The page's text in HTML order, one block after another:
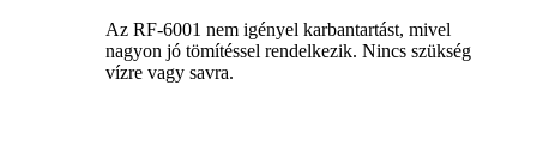
Az RF-6001 nem igényel karbantartást, mivel
nagyon jó tömítéssel rendelkezik. Nincs szükség
vízre vagy savra.